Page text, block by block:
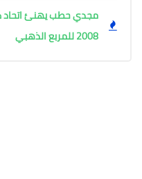
مجدي حطب يهنئ اتحاد
2008 للمربع الذهبي